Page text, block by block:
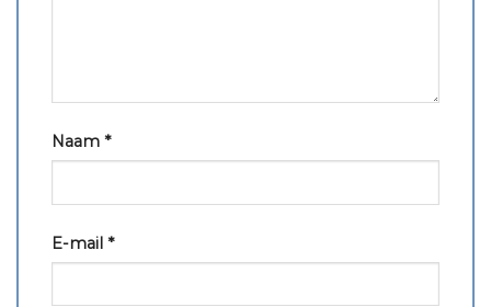
Naam *
E-mail *